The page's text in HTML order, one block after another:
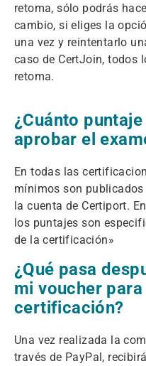
retoma, sólo podrás
cambio, si eliges la
una vez y reintentarlo
caso de CertJoin, todos
retoma.
¿Cuánto
aprobar el
En todas las
mínimos son
la cuenta de Certiport.
los puntajes son
de la certificación»
¿Qué pasa
mi voucher
certificación?
Una vez realizada la
través de PayPal,